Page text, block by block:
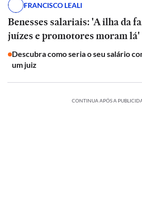
FRANCISCO LEALI
Benesses salariais: 'A ilha da
juízes e promotores moram lá'
Descubra como seria o seu salário
um juiz
CONTINUA APÓS A